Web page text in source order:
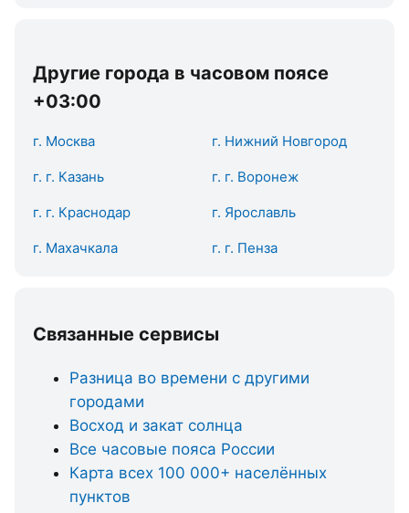
Другие города в часовом поясе
+03:00
г. Москва г. Нижний Новгород
г. г. Казань г. г. Воронеж
г. г. Краснодар г. Ярославль
г. Махачкала г. г. Пенза
Связанные сервисы
Разница во времени с другими
городами
Восход и закат солнца
Все часовые пояса России
Карта всех 100 000+ населённых
пунктов